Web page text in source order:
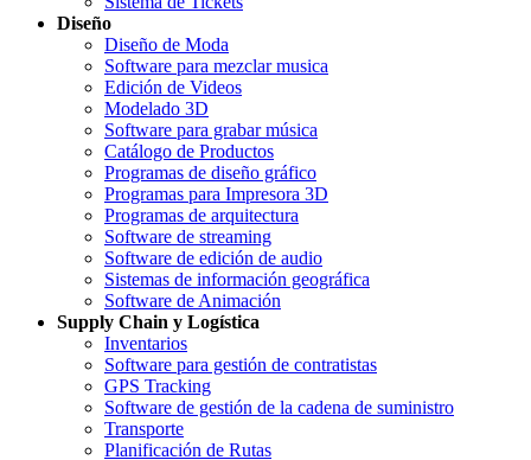
Diseño
Diseño de Moda
Software para mezclar musica
Edición de Videos
Modelado 3D
Software para grabar música
Catálogo de Productos
Programas de diseño gráfico
Programas para Impresora 3D
Programas de arquitectura
Software de streaming
Software de edición de audio
Sistemas de información geográfica
Software de Animación
Supply Chain y Logística
Inventarios
Software para gestión de contratistas
GPS Tracking
Software de gestión de la cadena de suministro
Transporte
Planificación de Rutas